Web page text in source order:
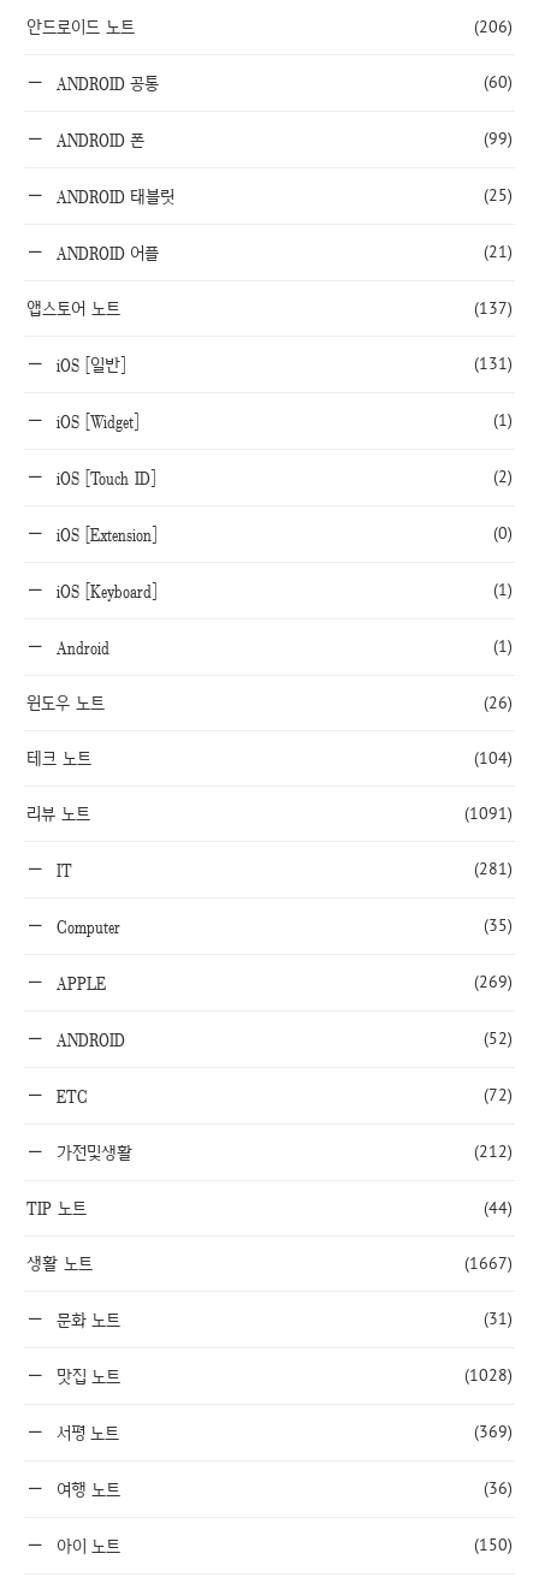
안드로이드 노트 (206)
ANDROID 공통 (60)
ANDROID 폰 (99)
ANDROID 태블릿 (25)
ANDROID 어플 (21)
앱스토어 노트 (137)
iOS [일반] (131)
iOS [Widget] (1)
iOS [Touch ID] (2)
iOS [Extension] (0)
iOS [Keyboard] (1)
Android (1)
윈도우 노트 (26)
테크 노트 (104)
리뷰 노트 (1091)
IT (281)
Computer (35)
APPLE (269)
ANDROID (52)
ETC (72)
가전및생활 (212)
TIP 노트 (44)
생활 노트 (1667)
문화 노트 (31)
맛집 노트 (1028)
서평 노트 (369)
여행 노트 (36)
아이 노트 (150)